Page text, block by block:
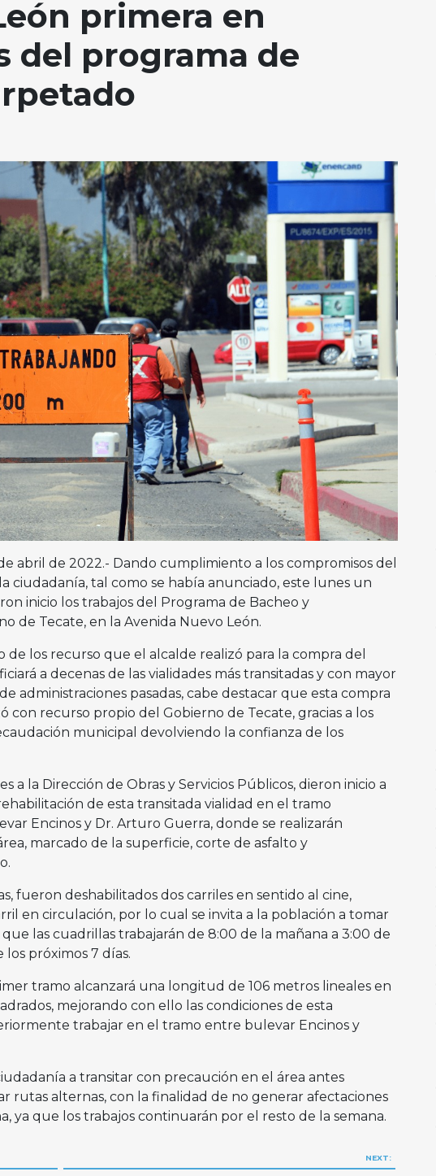
primera en
del programa de
abril de 2022.- Dando cumplimiento a los compromisos del
ciudadanía, tal como se había anunciado, este lunes un
inicio los trabajos del Programa de Bacheo y
de Tecate, en la Avenida Nuevo León.
de los recurso que el alcalde realizó para la compra del
a decenas de las vialidades más transitadas y con mayor
administraciones pasadas, cabe destacar que esta compra
con recurso propio del Gobierno de Tecate, gracias a los
municipal devolviendo la confianza de los
a la Dirección de Obras y Servicios Públicos, dieron inicio a
de esta transitada vialidad en el tramo
Encinos y Dr. Arturo Guerra, donde se realizarán
marcado de la superficie, corte de asfalto y
fueron deshabilitados dos carriles en sentido al cine,
en circulación, por lo cual se invita a la población a tomar
las cuadrillas trabajarán de 8:00 de la mañana a 3:00 de
próximos 7 días.
tramo alcanzará una longitud de 106 metros lineales en
mejorando con ello las condiciones de esta
trabajar en el tramo entre bulevar Encinos y
a transitar con precaución en el área antes
rutas alternas, con la finalidad de no generar afectaciones
ya que los trabajos continuarán por el resto de la semana.
NEXT: